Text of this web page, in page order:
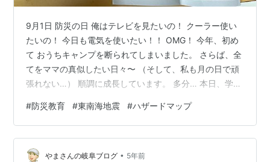
9月1日 防災の日 俺はテレビを見たいの！ クーラー使い
たいの！ 今日も電気を使いたい！！ OMG！ 今年、初め
て おうちキャンプを断られてしまいました。 さらば、全
てをママの真似したい日々〜 （そして、私も月の日で頑
張れない…） 順調に成長しています。 多分… 本日、学校
マンガ&ゲーム設定で子どもも取りつきやすい♪ 東南海地
震が来たら 行政も全てをカバーしきれない… 一人一人の
意識がカギとなりますもんね。 クーラーの聞いた部屋
で、 テレビを見てご飯を食べた後に 漫画を読みながら
#防災教育 #東南海地震 #ハザードマップ
やまさんの岐阜ブログ • 5年前